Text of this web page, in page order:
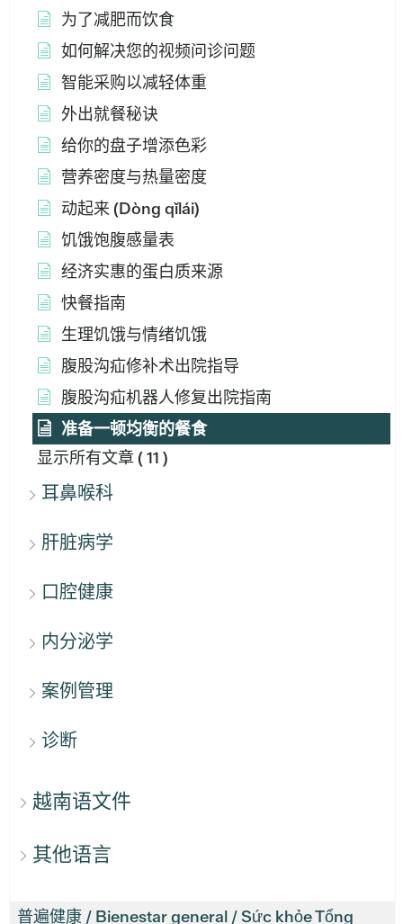
为了减肥而饮食
如何解决您的视频问诊问题
智能采购以减轻体重
外出就餐秘诀
给你的盘子增添色彩
营养密度与热量密度
动起来 (Dòng qǐlái)
饥饿饱腹感量表
经济实惠的蛋白质来源
快餐指南
生理饥饿与情绪饥饿
腹股沟疝修补术出院指导
腹股沟疝机器人修复出院指南
准备一顿均衡的餐食
显示所有文章 ( 11 )
耳鼻喉科
肝脏病学
口腔健康
内分泌学
案例管理
诊断
越南语文件
其他语言
普遍健康 / Bienestar general / Sức khỏe Tổng